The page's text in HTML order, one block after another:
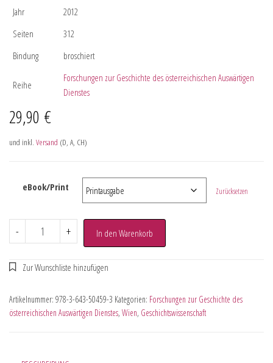
Jahr
2012
Seiten
312
Bindung
broschiert
Reihe
Forschungen zur Geschichte des österreichischen Auswärtigen
Dienstes
29,90 €
und inkl. Versand (D, A, CH)
eBook/Print Zurücksetzen
- + In den Warenkorb
Artikelnummer: 978-3-643-50459-3 Kategorien: Forschungen zur Geschichte des
österreichischen Auswärtigen Dienstes, Wien, Geschichtswissenschaft